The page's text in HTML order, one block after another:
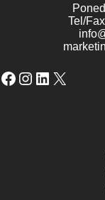
Tel/
Facebook
Instagram
LinkedIn
X